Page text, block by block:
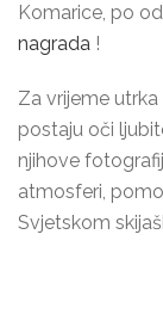
Komarice, po
nagrada !
Za vrijeme
postaju oči
njihove
atmosferi,
Svjetskom